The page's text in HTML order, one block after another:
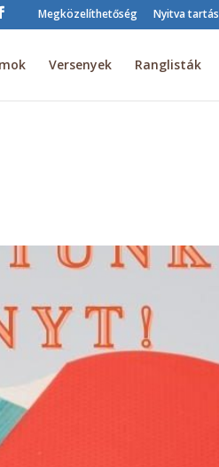
Megközelíthetőség Nyitva tartás
Versenyek Ranglisták